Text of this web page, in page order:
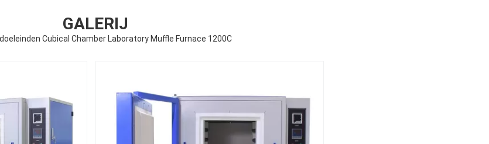
GALERIJ
Cubical Chamber Laboratory Muffle Furnace 1200C